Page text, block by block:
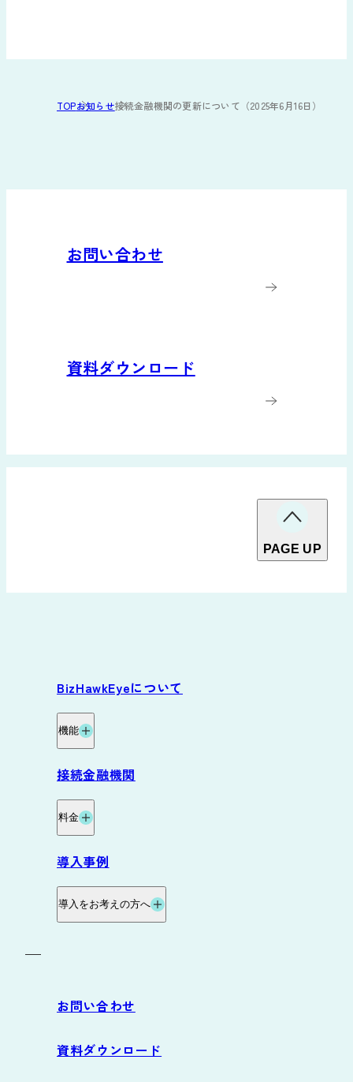
TOPお知らせ接続金融機関の更新について（2025年6月16日）
お問い合わせ
資料ダウンロード
PAGE UP
BizHawkEyeについて
機能
機能
グループ資金管理オプション
接続金融機関
料金
料金・プラン
料金試算
導入事例
導入をお考えの方へ
サポート
よくあるご質問
お問い合わせ
資料ダウンロード